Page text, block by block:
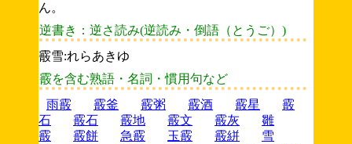
ん。
逆書き：逆さ読み(逆読み・倒語（とうご）)
霰雪:れらあきゆ
霰を含む熟語・名詞・慣用句など
雨霰
霰釜 霰粥 霰酒 霰星
霰
石
霰石 霰地 霰文 霰灰
雛
霰
霰餅 急霰 玉霰 霰絣
雪